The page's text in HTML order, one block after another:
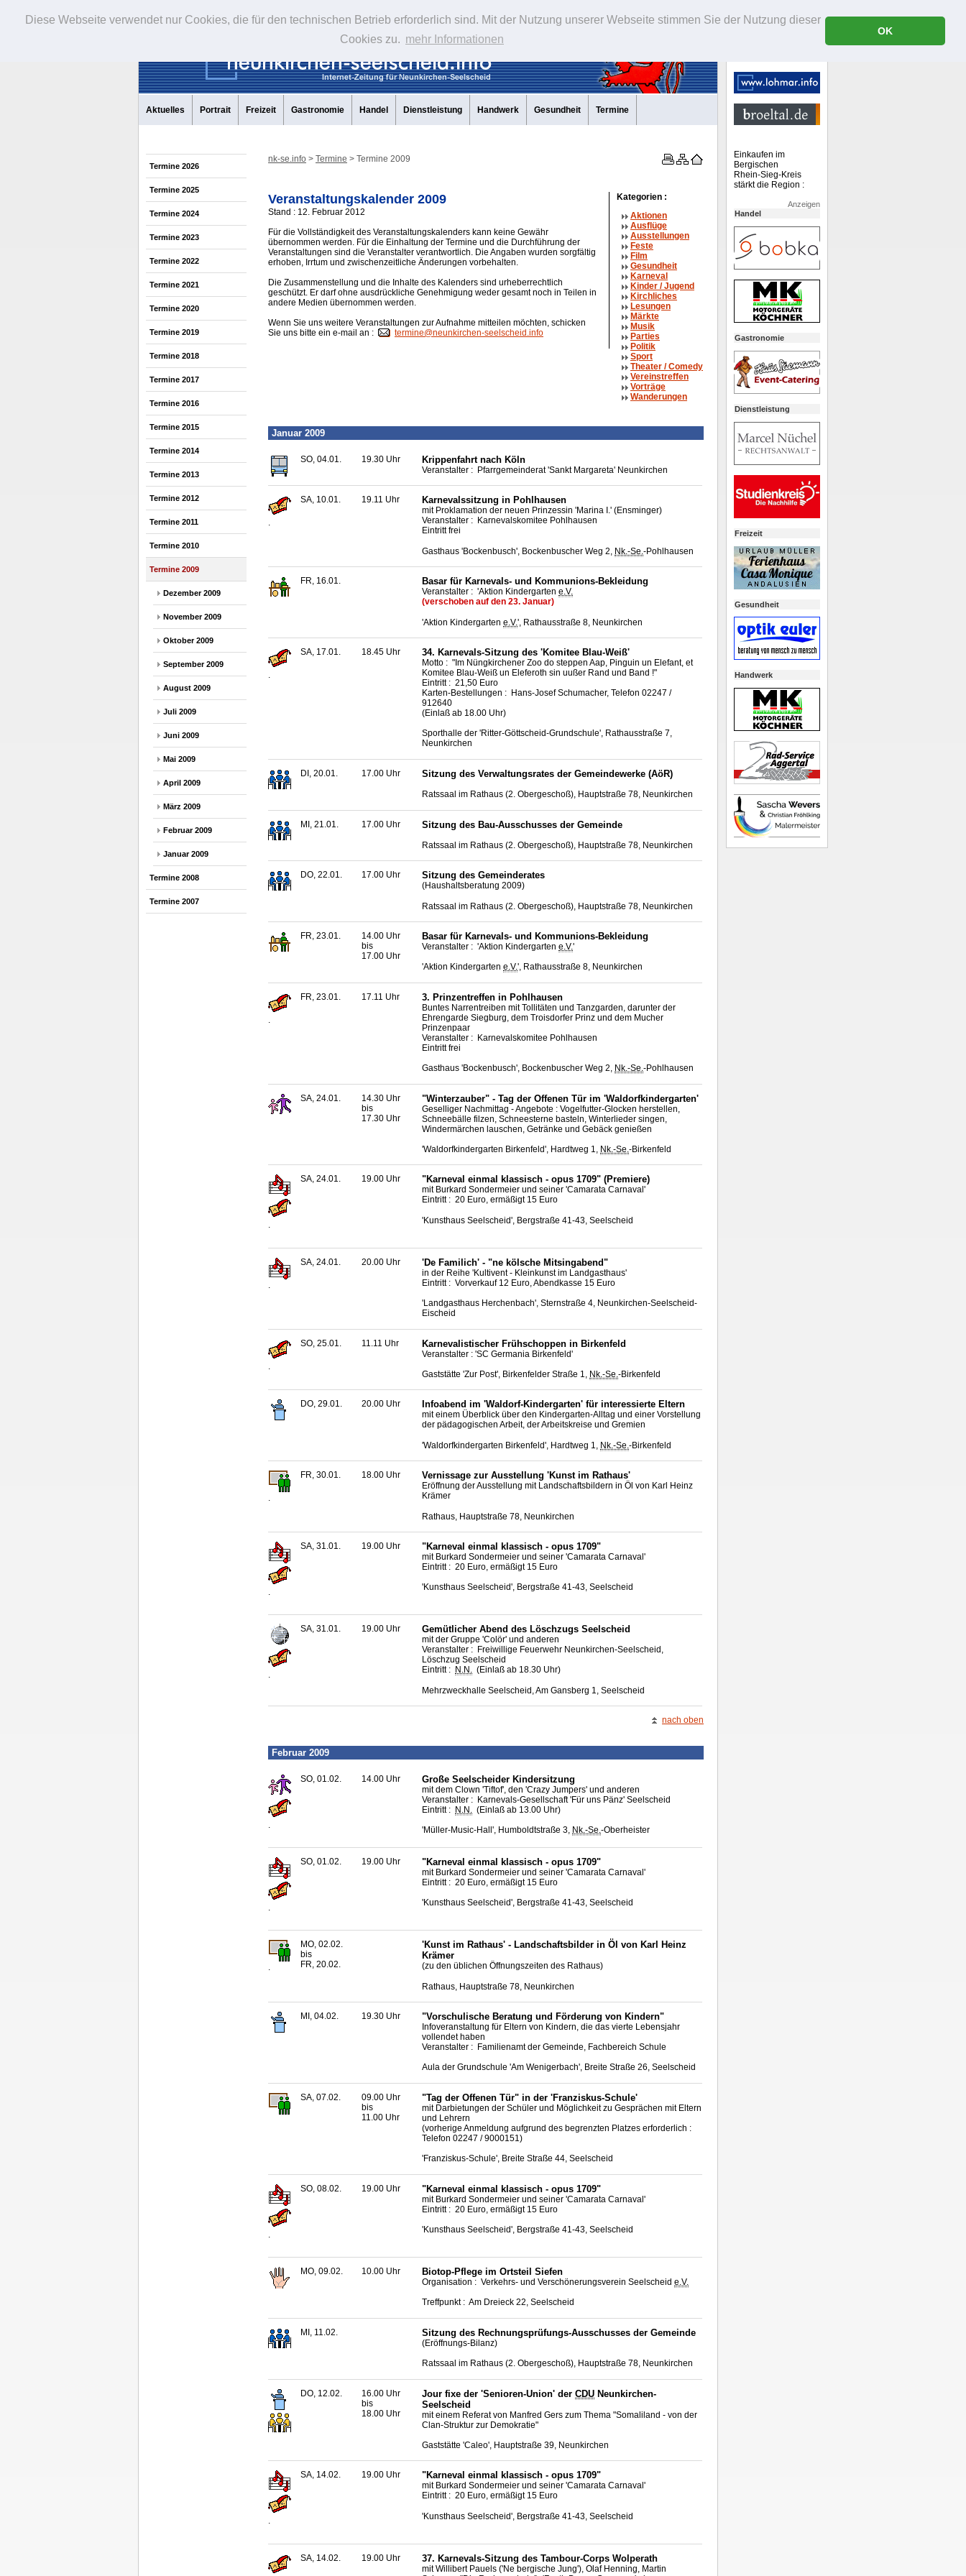
Diese Webseite verwendet nur Cookies, die für den technischen Betrieb erforderlich sind. Mit der Nutzung unserer Webseite stimmen Sie der Nutzung dieser
Cookies zu. mehr Informationen
OK
Aktuelles Portrait Freizeit Gastronomie Handel Dienstleistung Handwerk Gesundheit Termine
Termine 2026
Termine 2025
Termine 2024
Termine 2023
Termine 2022
Termine 2021
Termine 2020
Termine 2019
Termine 2018
Termine 2017
Termine 2016
Termine 2015
Termine 2014
Termine 2013
Termine 2012
Termine 2011
Termine 2010
Termine 2009
Dezember 2009
November 2009
Oktober 2009
September 2009
August 2009
Juli 2009
Juni 2009
Mai 2009
April 2009
März 2009
Februar 2009
Januar 2009
Termine 2008
Termine 2007
nk-se.info > Termine > Termine 2009
Veranstaltungskalender 2009
Stand : 12. Februar 2012
Für die Vollständigkeit des Veranstaltungskalenders kann keine Gewähr
übernommen werden. Für die Einhaltung der Termine und die Durchführung der
Veranstaltungen sind die Veranstalter verantwortlich. Die Angaben wurden sorgfältig
erhoben, Irrtum und zwischenzeitliche Änderungen vorbehalten.
Die Zusammenstellung und die Inhalte des Kalenders sind urheberrechtlich
geschützt. Er darf ohne ausdrückliche Genehmigung weder gesamt noch in Teilen in
andere Medien übernommen werden.
Wenn Sie uns weitere Veranstaltungen zur Aufnahme mitteilen möchten, schicken
Sie uns bitte ein e-mail an :
termine@neunkirchen-seelscheid.info
Kategorien :
Aktionen
Ausflüge
Ausstellungen
Feste
Film
Gesundheit
Karneval
Kinder / Jugend
Kirchliches
Lesungen
Märkte
Musik
Parties
Politik
Sport
Theater /Comedy
Vereinstreffen
Vorträge
Wanderungen
Januar 2009
SO, 04.01. 19.30 Uhr Krippenfahrt nach Köln
Veranstalter : Pfarrgemeinderat 'Sankt Margareta' Neunkirchen
.
SA, 10.01. 19.11 Uhr Karnevalssitzung in Pohlhausen
mit Proklamation der neuen Prinzessin 'Marina I.' (Ensminger)
Veranstalter : Karnevalskomitee Pohlhausen
Eintritt frei
Gasthaus 'Bockenbusch', Bockenbuscher Weg 2, Nk.-Se. -Pohlhausen
FR, 16.01. Basar für Karnevals- und Kommunions-Bekleidung
Veranstalter : 'Aktion Kindergarten e.V.
(verschoben auf den 23. Januar)
'Aktion Kindergarten e.V.', Rathausstraße 8, Neunkirchen
.
SA, 17.01. 18.45 Uhr 34. Karnevals-Sitzung des 'Komitee Blau-Weiß'
Motto : "Im Nüngkirchener Zoo do steppen Aap, Pinguin un Elefant, et
Komitee Blau-Weiß un Eleferoth sin uußer Rand und Band !"
Eintritt : 21,50 Euro
Karten-Bestellungen : Hans-Josef Schumacher, Telefon 02247 /
912640
(Einlaß ab 18.00 Uhr)
Sporthalle der 'Ritter-Göttscheid-Grundschule', Rathausstraße 7,
Neunkirchen
DI, 20.01. 17.00 Uhr Sitzung des Verwaltungsrates der Gemeindewerke (AöR)
Ratssaal im Rathaus (2. Obergeschoß), Hauptstraße 78, Neunkirchen
MI, 21.01. 17.00 Uhr Sitzung des Bau-Ausschusses der Gemeinde
Ratssaal im Rathaus (2. Obergeschoß), Hauptstraße 78, Neunkirchen
DO, 22.01. 17.00 Uhr Sitzung des Gemeinderates
(Haushaltsberatung 2009)
Ratssaal im Rathaus (2. Obergeschoß), Hauptstraße 78, Neunkirchen
FR, 23.01.
14.00 Uhr
bis
17.00 Uhr
Basar für Karnevals- und Kommunions-Bekleidung
Veranstalter : 'Aktion Kindergarten e.V.'
'Aktion Kindergarten e.V.', Rathausstraße 8, Neunkirchen
.
FR, 23.01. 17.11 Uhr 3. Prinzentreffen in Pohlhausen
Buntes Narrentreiben mit Tollitäten und Tanzgarden, darunter der
Ehrengarde Siegburg, dem Troisdorfer Prinz und dem Mucher
Prinzenpaar
Veranstalter : Karnevalskomitee Pohlhausen
Eintritt frei
Gasthaus 'Bockenbusch', Bockenbuscher Weg 2, Nk.-Se.-Pohlhausen
SA, 24.01.
14.30 Uhr
bis
17.30 Uhr
"Winterzauber" - Tag der Offenen Tür im 'Waldorfkindergarten'
Geselliger Nachmittag - Angebote : Vogelfutter-Glocken herstellen,
Schneebälle filzen, Schneesterne basteln, Winterlieder singen,
Windermärchen lauschen, Getränke und Gebäck genießen
'Waldorfkindergarten Birkenfeld', Hardtweg 1, Nk.-Se.-Birkenfeld
.
SA, 24.01. 19.00 Uhr "Karneval einmal klassisch - opus 1709" (Premiere)
mit Burkard Sondermeier und seiner 'Camarata Carnaval'
Eintritt : 20 Euro, ermäßigt 15 Euro
'Kunsthaus Seelscheid', Bergstraße 41-43, Seelscheid
.
SA, 24.01. 20.00 Uhr 'De Familich' - "ne kölsche Mitsingabend"
in der Reihe 'Kultivent - Kleinkunst im Landgasthaus'
Eintritt : Vorverkauf 12 Euro, Abendkasse 15 Euro
'Landgasthaus Herchenbach', Sternstraße 4, Neunkirchen-Seelscheid-
Eischeid
SO, 25.01. 11.11 Uhr Karnevalistischer Frühschoppen in Birkenfeld
Veranstalter : 'SC Germania Birkenfeld'
Gaststätte 'Zur Post', Birkenfelder Straße 1, Nk.-Se.-Birkenfeld
DO, 29.01. 20.00 Uhr Infoabend im 'Waldorf-Kindergarten' für interessierte Eltern
mit einem Überblick über den Kindergarten-Alltag und einer Vorstellung
der pädagogischen Arbeit, der Arbeitskreise und Gremien
'Waldorfkindergarten Birkenfeld', Hardtweg 1, Nk.-Se. -Birkenfeld
.
FR, 30.01. 18.00 Uhr Vernissage zur Ausstellung 'Kunst im Rathaus'
Eröffnung der Ausstellung mit Landschaftsbildern in Öl von Karl Heinz
Krämer
Rathaus, Hauptstraße 78, Neunkirchen
.
SA, 31.01. 19.00 Uhr "Karneval einmal klassisch - opus 1709"
mit Burkard Sondermeier und seiner 'Camarata Carnaval'
Eintritt : 20 Euro, ermäßigt 15 Euro
'Kunsthaus Seelscheid', Bergstraße 41-43, Seelscheid
.
SA, 31.01. 19.00 Uhr Gemütlicher Abend des Löschzugs Seelscheid
mit der Gruppe 'Colör' und anderen
Veranstalter : Freiwillige Feuerwehr Neunkirchen-Seelscheid,
Löschzug Seelscheid
Eintritt : N.N. (Einlaß ab 18.30 Uhr)
Mehrzweckhalle Seelscheid, Am Gansberg 1, Seelscheid
nach oben
Februar 2009
SO, 01.02. 14.00 Uhr Große Seelscheider Kindersitzung
mit dem Clown 'Tiftof', den 'Crazy Jumpers' und anderen
Veranstalter : Karnevals-Gesellschaft 'Für uns Pänz' Seelscheid
Eintritt : N.N. (Einlaß ab 13.00 Uhr)
'Müller-Music-Hall', Humboldtstraße 3, Nk.-Se.-Oberheister
.
SO, 01.02. 19.00 Uhr "Karneval einmal klassisch - opus 1709"
mit Burkard Sondermeier und seiner 'Camarata Carnaval'
Eintritt : 20 Euro, ermäßigt 15 Euro
'Kunsthaus Seelscheid', Bergstraße 41-43, Seelscheid
.
MO, 02.02.
bis
FR, 20.02.
'Kunst im Rathaus' - Landschaftsbilder in Öl von Karl Heinz
Krämer
(zu den üblichen Öffnungszeiten des Rathaus)
Rathaus, Hauptstraße 78, Neunkirchen
MI, 04.02. 19.30 Uhr "Vorschulische Beratung und Förderung von Kindern"
Infoveranstaltung für Eltern von Kindern, die das vierte Lebensjahr
vollendet haben
Veranstalter : Familienamt der Gemeinde, Fachbereich Schule
Aula der Grundschule 'Am Wenigerbach', Breite Straße 26, Seelscheid
SA, 07.02.
09.00 Uhr
bis
11.00 Uhr
"Tag der Offenen Tür" in der 'Franziskus-Schule'
mit Darbietungen der Schüler und Möglichkeit zu Gesprächen mit Eltern
und Lehrern
(vorherige Anmeldung aufgrund des begrenzten Platzes erforderlich :
Telefon 02247 / 9000151)
'Franziskus-Schule', Breite Straße 44, Seelscheid
SO, 08.02. 19.00 Uhr "Karneval einmal klassisch - opus 1709"
mit Burkard Sondermeier und seiner 'Camarata Carnaval'
Eintritt : 20 Euro, ermäßigt 15 Euro
'Kunsthaus Seelscheid', Bergstraße 41-43, Seelscheid
MO, 09.02. 10.00 Uhr Biotop-Pflege im Ortsteil Siefen
Organisation : Verkehrs- und Verschönerungsverein Seelscheid e.V.
Treffpunkt : Am Dreieck 22, Seelscheid
MI, 11.02. Sitzung des Rechnungsprüfungs-Ausschusses der Gemeinde
(Eröffnungs-Bilanz)
Ratssaal im Rathaus (2. Obergeschoß), Hauptstraße 78, Neunkirchen
DO, 12.02.
16.00 Uhr
bis
18.00 Uhr
Jour fixe der 'Senioren-Union' der CDU Neunkirchen-
Seelscheid
mit einem Referat von Manfred Gers zum Thema "Somaliland - von der
Clan-Struktur zur Demokratie"
Gaststätte 'Caleo', Hauptstraße 39, Neunkirchen
.
SA, 14.02. 19.00 Uhr "Karneval einmal klassisch - opus 1709"
mit Burkard Sondermeier und seiner 'Camarata Carnaval'
Eintritt : 20 Euro, ermäßigt 15 Euro
'Kunsthaus Seelscheid', Bergstraße 41-43, Seelscheid
SA, 14.02. 19.00 Uhr 37. Karnevals-Sitzung des Tambour-Corps Wolperath
mit Willibert Pauels ('Ne bergische Jung'), Olaf Henning, Martin
Einkaufen im
Bergischen
Rhein-Sieg-Kreis
stärkt die Region :
Anzeigen
Handel
Gastronomie
Dienstleistung
Freizeit
Gesundheit
Handwerk